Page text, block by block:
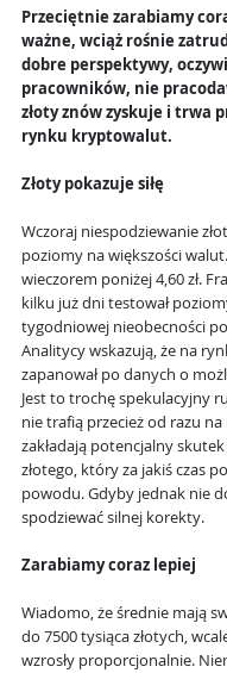
Przeciętnie zarabiamy
ważne, wciąż rośnie
dobre perspektywy,
pracowników, nie
złoty znów zyskuje i trwa
rynku kryptowalut.
Złoty pokazuje siłę
Wczoraj niespodziewanie
poziomy na większości
wieczorem poniżej 4,60 zł.
kilku już dni testował
tygodniowej nieobecności
Analitycy wskazują, że na
zapanował po danych o
Jest to trochę spekulacyjny
nie trafią przecież od razu
zakładają potencjalny
złotego, który za jakiś czas
powodu. Gdyby jednak nie
spodziewać silnej korekty.
Zarabiamy coraz lepiej
Wiadomo, że średnie mają
do 7500 tysiąca złotych,
wzrosły proporcjonalnie.